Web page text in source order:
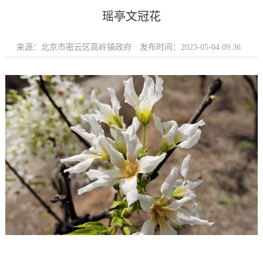
瑶亭文冠花
来源：北京市密云区高岭镇政府 发布时间：2023-05-04 09:36